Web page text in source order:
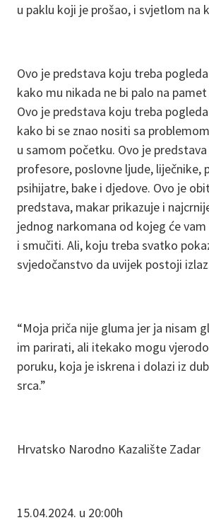
u paklu koji je prošao, i svjetlom na
Ovo je predstava koju treba
kako mu nikada ne bi palo na
Ovo je predstava koju treba
kako bi se znao nositi sa
u samom početku. Ovo je
profesore, poslovne ljude, liječnike,
psihijatre, bake i djedove. Ovo je
predstava, makar prikazuje i
jednog narkomana od kojeg će
i smučiti. Ali, koju treba svatko
svjedočanstvo da uvijek postoji
“Moja priča nije gluma jer ja nisam
im parirati, ali itekako mogu
poruku, koja je iskrena i dolazi iz
srca.”
Hrvatsko Narodno Kazalište Zadar
15.04.2024. u 20:00h